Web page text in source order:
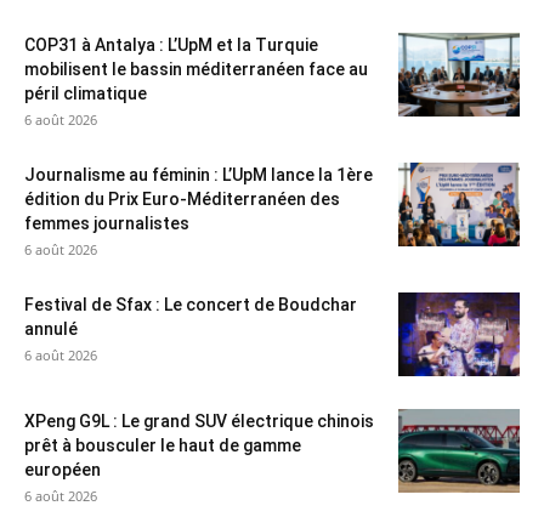
COP31 à Antalya : L’UpM et la Turquie
mobilisent le bassin méditerranéen face au
péril climatique
6 août 2026
Journalisme au féminin : L’UpM lance la 1ère
édition du Prix Euro-Méditerranéen des
femmes journalistes
6 août 2026
Festival de Sfax : Le concert de Boudchar
annulé
6 août 2026
XPeng G9L : Le grand SUV électrique chinois
prêt à bousculer le haut de gamme
européen
6 août 2026